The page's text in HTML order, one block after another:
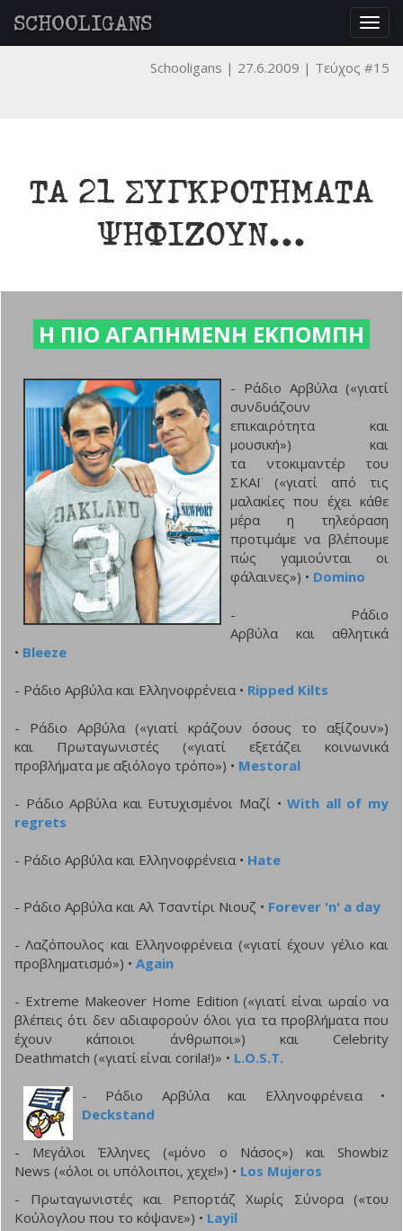
SCHOOLIGANS
Schooligans 27.6.2009 Τεύχος #15
ΤΑ 21 ΣΥΓΚΡΟΤΗΜΑΤΑ
ΨΗΦΙΖΟΥΝ...
Η ΠΙΟ ΑΓΑΠΗΜΕΝΗ ΕΚΠΟΜΠΗ
- Ράδιο Αρβύλα («γιατί
συνδυάζουν
επικαιρότητα και
μουσική») και
τα ντοκιμαντέρ του
ΣΚΑΪ («γιατί από τις
μαλακίες που έχει κάθε
μέρα η τηλεόραση
προτιμάμε να βλέπουμε
πώς γαμιούνται οι
φάλαινες») • Domino
- Ράδιο
Αρβύλα και αθλητικά
• Bleeze
- Ράδιο Αρβύλα και Ελληνοφρένεια • Ripped Kilts
- Ράδιο Αρβύλα («γιατί κράζουν όσους το αξίζουν»)
και Πρωταγωνιστές («γιατί εξετάζει κοινωνικά
προβλήματα με αξιόλογο τρόπο») • Mestoral
- Ράδιο Αρβύλα και Ευτυχισμένοι Μαζί • With all of my
regrets
- Ράδιο Αρβύλα και Ελληνοφρένεια • Hate
- Ράδιο Αρβύλα και Αλ Τσαντίρι Νιουζ • Forever 'n' a day
- Λαζόπουλος και Ελληνοφρένεια («γιατί έχουν γέλιο και
προβληματισμό») • Again
- Extreme Makeover Home Edition («γιατί είναι ωραίο να
βλέπεις ότι δεν αδιαφορούν όλοι για τα προβλήματα που
έχουν κάποιοι άνθρωποι») και Celebrity
Deathmatch («γιατί είναι corila!)» • L.O.S.T.
- Ράδιο Αρβύλα και Ελληνοφρένεια •
Deckstand
- Μεγάλοι Έλληνες («μόνο ο Νάσος») και Showbiz
News («όλοι οι υπόλοιποι, χεχε!») • Los Mujeros
- Πρωταγωνιστές και Ρεπορτάζ Χωρίς Σύνορα («του
Κούλογλου που το κόψανε») • Layil